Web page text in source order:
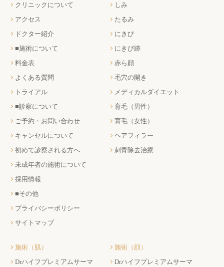
クリニックについて
アクセス
ドクター紹介
■施術について
料金表
よくある質問
トライアル
■診察について
ご予約・お問い合わせ
キャンセルについて
初めて診察される方へ
未成年者の施術について
採用情報
■その他
プライバシーポリシー
サイトマップ
しみ
たるみ
にきび
にきび跡
赤ら顔
毛穴の開き
メディカルダイエット
育毛（男性）
育毛（女性）
ヘアフィラー
刺青除去治療
施術（肌）
Drハイフプレミアムサーマ
施術（顔）
Drハイフプレミアムサーマ